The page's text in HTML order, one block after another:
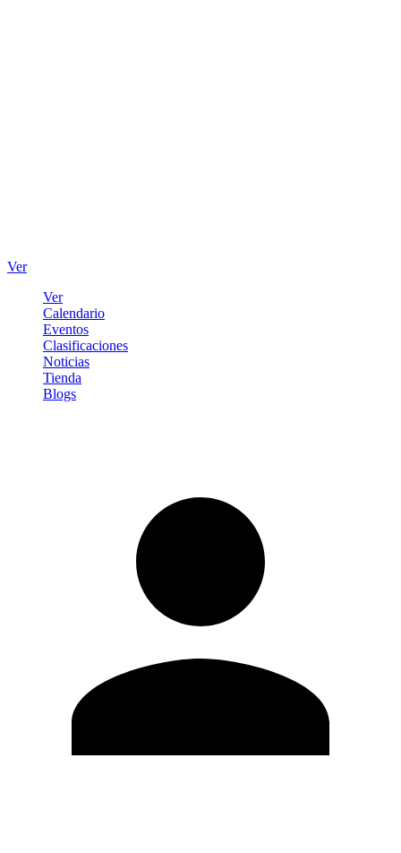
Ver
Ver
Calendario
Eventos
Clasificaciones
Noticias
Tienda
Blogs